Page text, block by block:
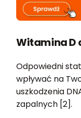
Witamina D
Odpowiedni
wpływać na
uszkodzenia
zapalnych [2].